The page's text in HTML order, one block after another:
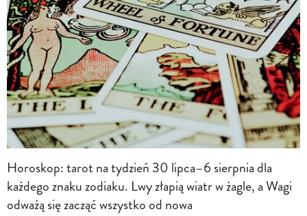
Horoskop: tarot na tydzień 30 lipca–6 sierpnia dla
każdego znaku zodiaku. Lwy złapią wiatr w żagle, a Wagi
odważą się zacząć wszystko od nowa